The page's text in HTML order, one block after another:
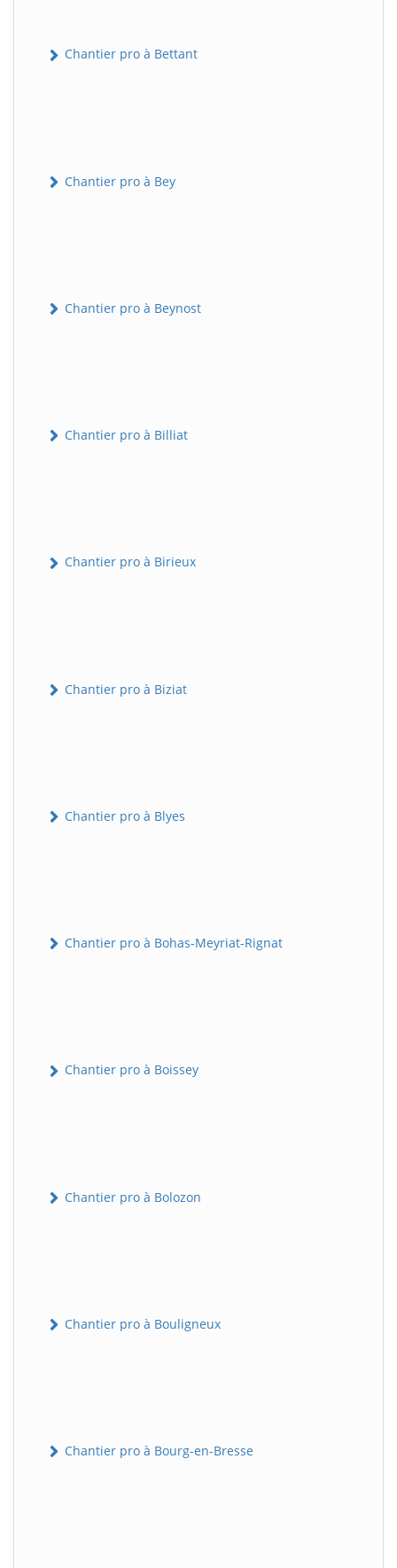
Chantier pro à Bettant
Chantier pro à Bey
Chantier pro à Beynost
Chantier pro à Billiat
Chantier pro à Birieux
Chantier pro à Biziat
Chantier pro à Blyes
Chantier pro à Bohas-Meyriat-Rignat
Chantier pro à Boissey
Chantier pro à Bolozon
Chantier pro à Bouligneux
Chantier pro à Bourg-en-Bresse